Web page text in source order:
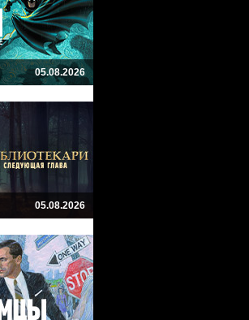
05.08.2026
05.08.2026